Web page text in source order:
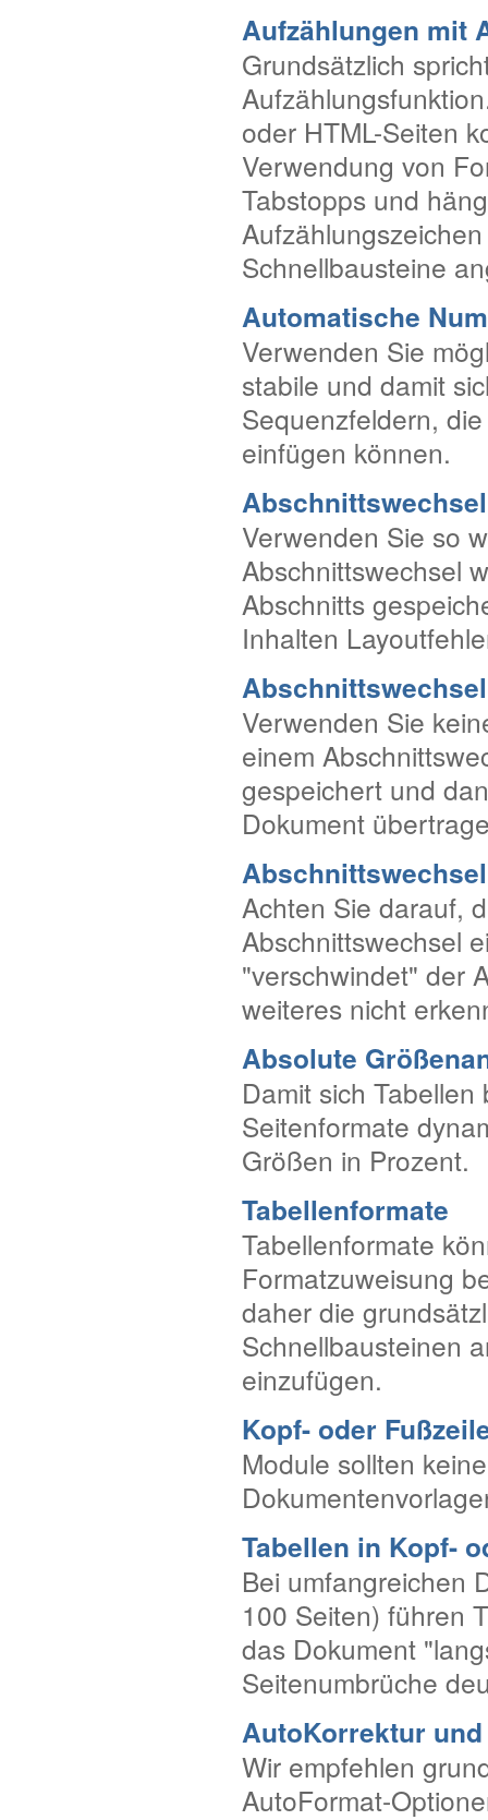
Aufzählungen mit
Grundsätzlich
oder HTML-Seiten
Verwendung von
Tabstopps und
Schnellbausteine
Automatische
Verwenden Sie
stabile und damit
Sequenzfeldern,
einfügen können.
Abschnittswechsel
Verwenden Sie so
Abschnittswechsel
Abschnitts
Inhalten
Verwenden Sie
einem
gespeichert und
Dokument
Achten Sie darauf,
Abschnittswechsel
"verschwindet" der
weiteres nicht
Absolute
Damit sich
Seitenformate
Größen in Prozent.
Tabellenformate
Tabellenformate
Formatzuweisung
daher die
Schnellbausteinen
einzufügen.
Kopf- oder
Module sollten
Tabellen in Kopf-
Bei umfangreichen
100 Seiten) führen
das Dokument
Seitenumbrüche
AutoKorrektur
Wir empfehlen
AutoFormat-